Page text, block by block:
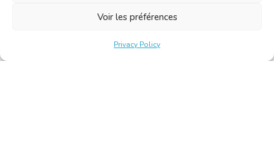
Voir les préférences
Privacy Policy